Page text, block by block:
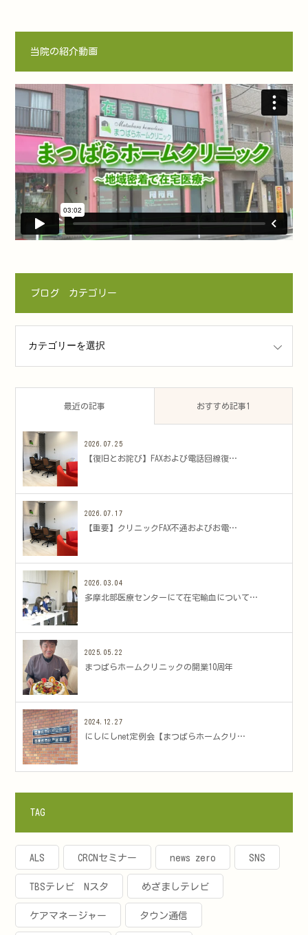
当院の紹介動画
ブログ カテゴリー
最近の記事 おすすめ記事1
2026.07.25
​【復旧とお詫び】FAXおよび電話回線復…
2026.07.17
​【重要】クリニックFAX不通およびお電…
2026.03.04
多摩北部医療センターにて在宅輸血について…
2025.05.22
まつばらホームクリニックの開業10周年
2024.12.27
にしにしnet定例会【まつばらホームクリ…
TAG
ALS CRCNセミナー news zero SNS
TBSテレビ Nスタ めざましテレビ
ケアマネージャー タウン通信